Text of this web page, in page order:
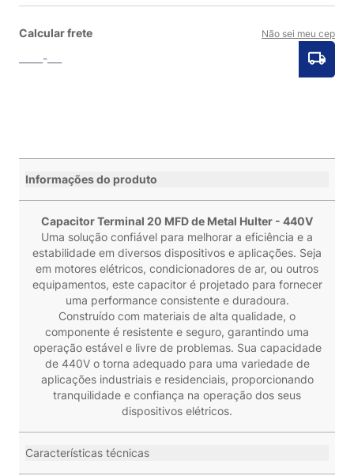
Calcular frete Não sei meu cep
Informações do produto
Capacitor Terminal 20 MFD de Metal Hulter - 440V
Uma solução confiável para melhorar a eficiência e a
estabilidade em diversos dispositivos e aplicações. Seja
em motores elétricos, condicionadores de ar, ou outros
equipamentos, este capacitor é projetado para fornecer
uma performance consistente e duradoura.
Construído com materiais de alta qualidade, o
componente é resistente e seguro, garantindo uma
operação estável e livre de problemas. Sua capacidade
de 440V o torna adequado para uma variedade de
aplicações industriais e residenciais, proporcionando
tranquilidade e confiança na operação dos seus
dispositivos elétricos.
Características técnicas